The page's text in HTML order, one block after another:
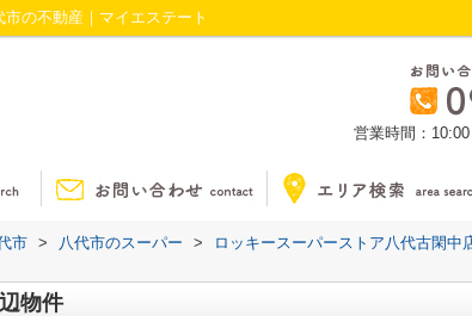
の不動産｜マイエステート
営業時間：
市 > 八代市のスーパー > ロッキースーパーストア八代古閑中
物件